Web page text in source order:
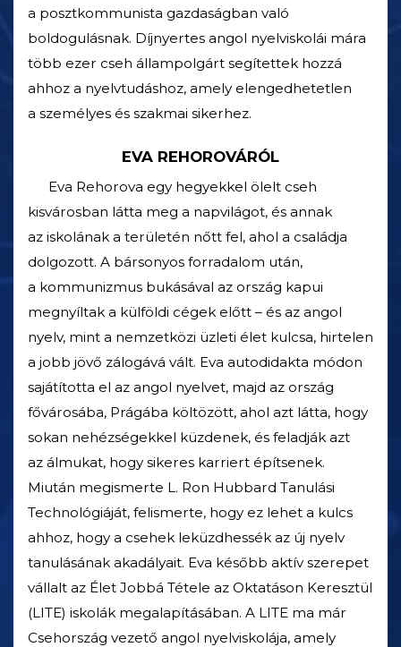
a posztkommunista gazdaságban való
boldogulásnak. Díjnyertes angol nyelviskolái mára
több ezer cseh állampolgárt segítettek hozzá
ahhoz a nyelvtudáshoz, amely elengedhetetlen
a személyes és szakmai sikerhez.
EVA REHOROVÁRÓL
Eva Rehorova egy hegyekkel ölelt cseh
kisvárosban látta meg a napvilágot, és annak
az iskolának a területén nőtt fel, ahol a családja
dolgozott. A bársonyos forradalom után,
a kommunizmus bukásával az ország kapui
megnyíltak a külföldi cégek előtt – és az angol
nyelv, mint a nemzetközi üzleti élet kulcsa, hirtelen
a jobb jövő zálogává vált. Eva autodidakta módon
sajátította el az angol nyelvet, majd az ország
fővárosába, Prágába költözött, ahol azt látta, hogy
sokan nehézségekkel küzdenek, és feladják azt
az álmukat, hogy sikeres karriert építsenek.
Miután megismerte L. Ron Hubbard Tanulási
Technológiáját, felismerte, hogy ez lehet a kulcs
ahhoz, hogy a csehek leküzdhessék az új nyelv
tanulásának akadályait. Eva később aktív szerepet
vállalt az Élet Jobbá Tétele az Oktatáson Keresztül
(LITE) iskolák megalapításában. A LITE ma már
Csehország vezető angol nyelviskolája, amely